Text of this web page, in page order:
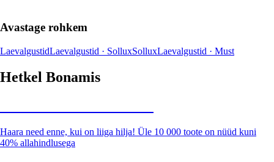
Avastage rohkem
LaevalgustidLaevalgustid · SolluxSolluxLaevalgustid · Must
Hetkel Bonamis
Haara need enne, kui on liiga hilja! Üle 10 000 toote on nüüd kuni
40% allahindlusega